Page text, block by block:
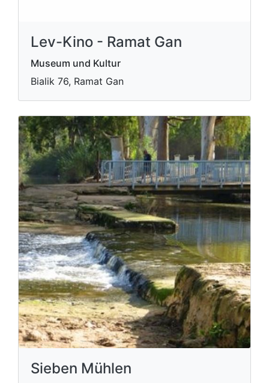
Lev-Kino - Ramat Gan
Museum und Kultur
Bialik 76, Ramat Gan
Sieben Mühlen